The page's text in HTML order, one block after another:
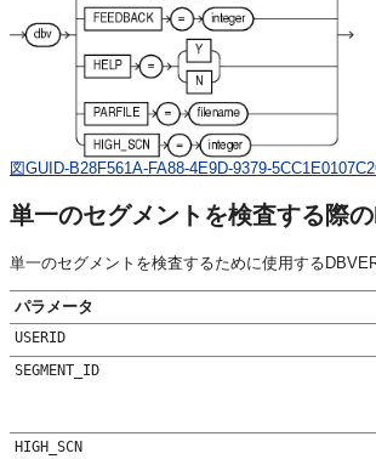
図GUID-B28F561A-FA88-4E9D-9379-
単一のセグメントを検査する際
単一のセグメントを検査するために使用する
パラメータ
USERID
SEGMENT_ID
HIGH_SCN